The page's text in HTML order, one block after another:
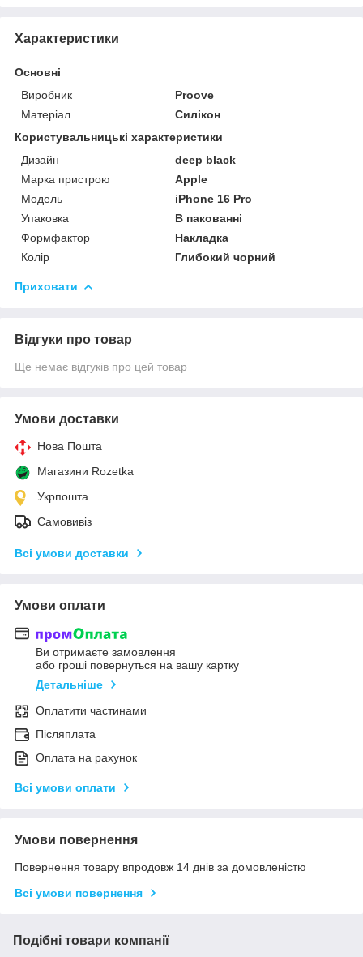
Характеристики
Основні
Виробник
Proove
Матеріал
Силікон
Користувальницькі характеристики
Дизайн
deep black
Марка пристрою
Apple
Мoдель
iPhone 16 Pro
Упаковка
В пакованні
Формфактор
Накладка
Колір
Глибокий чорний
Приховати
Відгуки про товар
Ще немає відгуків про цей товар
Умови доставки
Нова Пошта
Магазини Rozetka
Укрпошта
Самовивіз
Всі умови доставки
Умови оплати
Ви отримаєте замовлення
або гроші повернуться на вашу картку
Детальніше
Оплатити частинами
Післяплата
Оплата на рахунок
Всі умови оплати
Умови повернення
Повернення товару впродовж 14 днів за домовленістю
Всі умови повернення
Подібні товари компанії